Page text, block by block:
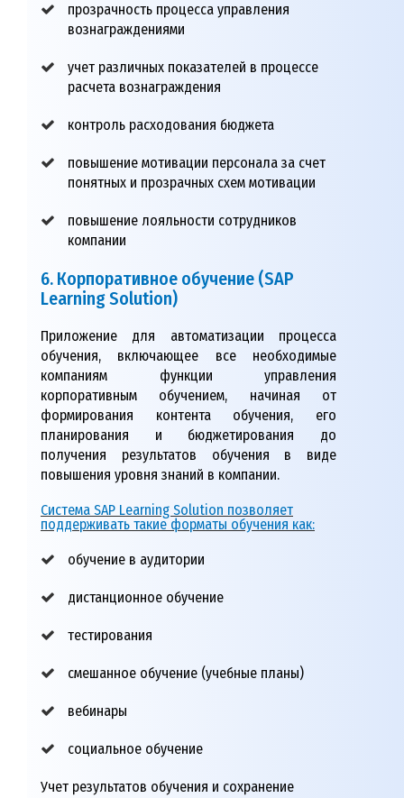
прозрачность процесса управления
вознаграждениями
учет различных показателей в процессе
расчета вознаграждения
контроль расходования бюджета
повышение мотивации персонала за счет
понятных и прозрачных схем мотивации
повышение лояльности сотрудников
компании
6. Корпоративное обучение (SAP
Learning Solution)
Приложение для автоматизации процесса
обучения, включающее все необходимые
компаниям функции управления
корпоративным обучением, начиная от
формирования контента обучения, его
планирования и бюджетирования до
получения результатов обучения в виде
повышения уровня знаний в компании.
Система SAP Learning Solution позволяет
поддерживать такие форматы обучения как:
обучение в аудитории
дистанционное обучение
тестирования
смешанное обучение (учебные планы)
вебинары
социальное обучение
Учет результатов обучения и сохранение